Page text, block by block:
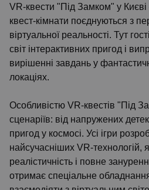
VR-квести "Під Замком" у
квест-кімнати поєднуються з
віртуальної реальності. Тут
світ інтерактивних пригод і
вирішенні завдань у
локаціях.
Особливістю VR-квестів "Під
сценаріїв: від напружених
пригод у космосі. Усі ігри
найсучасніших VR-технологій,
реалістичність і повне
отримає спеціальне